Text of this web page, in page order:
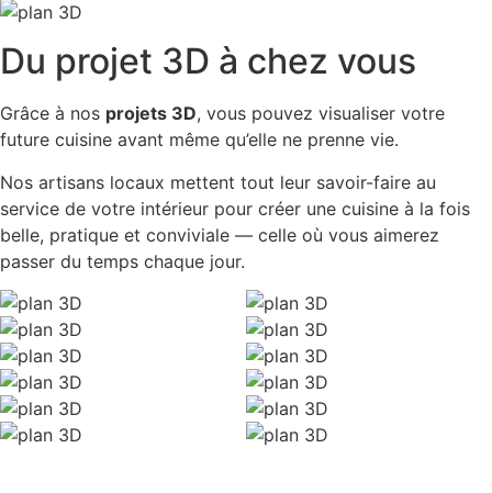
Du projet 3D à chez vous
Grâce à nos projets 3D, vous pouvez visualiser votre
future cuisine avant même qu’elle ne prenne vie.
Nos artisans locaux mettent tout leur savoir-faire au
service de votre intérieur pour créer une cuisine à la fois
belle, pratique et conviviale — celle où vous aimerez
passer du temps chaque jour.